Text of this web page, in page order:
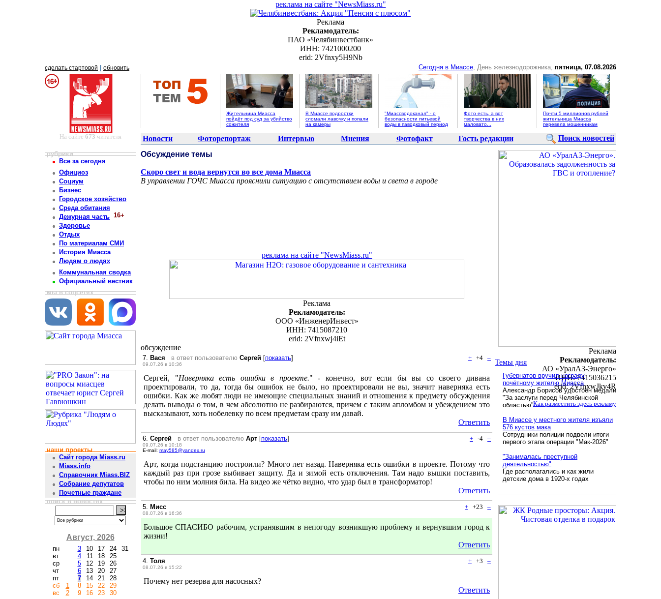
реклама на сайте "NewsMiass.ru"
Реклама
Рекламодатель:
ПАО «Челябинвестбанк»
ИНН: 7421000200
erid: 2Vfnxy5H9Nb
сделать стартовой обновить Сегодня в Миассе, День железнодорожника, пятница, 07.08.2026
Жительница Миасса
пойдёт под суд за убийство
сожителя
В Миассе подростки
сломали лавочку и попали
на камеры
"Миассводоканал" - о
безопасности питьевой
воды в паводковый период
Фото есть, а вот
творчества в них
маловато...
Почти 5 миллионов рублей
жительница Миасса
перевела мошенникам
На сайте 673 читателя Новости Фоторепортаж Интервью Мнения Фотофакт Гость редакции Поиск новостей
рубрики
Все за сегодня
Официоз
Социум
Бизнес
Городское хозяйство
Среда обитания
Дежурная часть 16+
Здоровье
Отдых
По материалам СМИ
История Миасса
Людям о людях
Коммунальная сводка
Официальный вестник
мы в соцсетях
наши проекты
Сайт города Miass.ru
Miass.info
Справочник Miass.BIZ
Собрание депутатов
Почетные граждане
поиск в новостях
Август, 2026
пн
вт
ср
чт
пт
сб
вс
1
2
3
4
5
6
7
8
9
10
11
12
13
14
15
16
17
18
19
20
21
22
23
24
25
26
27
28
29
30
31
Обсуждение темы
Скоро свет и вода вернутся во все дома Миасса
В управлении ГОЧС Миасса прояснили ситуацию с отсутствием воды и света в городе
реклама на сайте "NewsMiass.ru"
Реклама
Рекламодатель:
ООО «ИнженерИнвест»
ИНН: 7415087210
erid: 2Vfnxwj4iEt
обсуждение
7. Вася в ответ пользователю Сергей [показать]
09.07.26 в 10:36
+ +4 –
Сергей, "Наверняка есть ошибки в проекте." - конечно, вот если бы вы со своего дивана
проектировали, то да, тогда бы ошибок не было, но проектировали не вы, значит наверняка есть
ошибки. Как же любят люди не имеющие специальных знаний и отношения к предмету обсуждения
делать выводы о том, в чем абсолютно не разбираются, причем с таким апломбом и убеждением это
высказывают, хоть нобелевку по всем предметам сразу им давай.
Ответить
6. Сергей в ответ пользователю Арт [показать]
09.07.26 в 10:18
E-mail: may585@yandex.ru
+ -4 –
Арт, когда подстанцию построили? Много лет назад. Наверняка есть ошибки в проекте. Потому что
каждый раз при грозе выбивает защиту. Да и зимой есть отключения. Там надо вышки поставить,
чтобы по ним молния била. На видео же чётко видно, что удар был в трансформатор!
Ответить
5. Мисс
08.07.26 в 16:36
+ +23 –
Большое СПАСИБО рабочим, устранявшим в непогоду возникшую проблему и вернувшим город к
жизни!
Ответить
4. Толя
08.07.26 в 15:22
+ +3 –
Почему нет резерва для насосных?
Ответить
Реклама
Рекламодатель:
АО «УралАЗ-Энерго»
ИНН: 7415036215
erid: 2VfnxwJkv4R
Как разместить здесь рекламу
Темы дня
Губернатор вручил награду
почётному жителю Миасса
Александр Борисов удостоен медали
"За заслуги перед Челябинской
областью"
В Миассе у местного жителя изъяли
576 кустов мака
Сотрудники полиции подвели итоги
первого этапа операции "Мак-2026"
"Занималась преступной
деятельностью"
Где располагались и как жили
детские дома в 1920-х годах